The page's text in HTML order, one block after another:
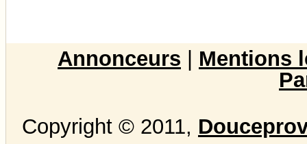
Annonceurs
Mentions
Copyright © 2011,